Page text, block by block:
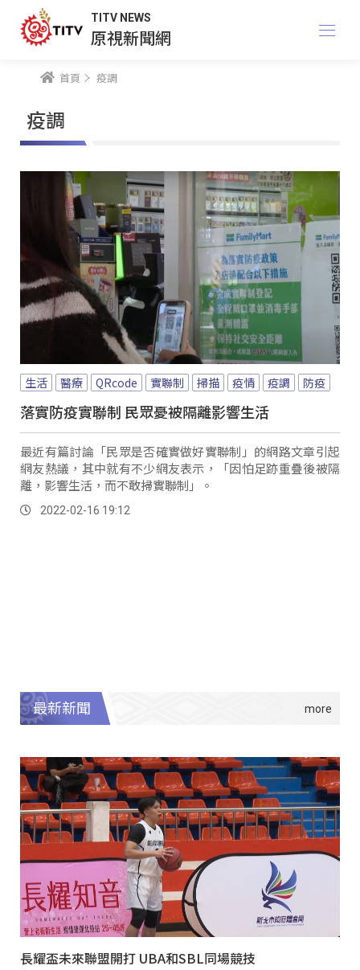
TITV NEWS
原視新聞網
首頁 疫調
疫調
生活 醫療 QRcode 實聯制 掃描 疫情 疫調 防疫
落實防疫實聯制 民眾憂被隔離影響生活
最近有篇討論「民眾是否確實做好實聯制」的網路文章引起
網友熱議，其中就有不少網友表示，「因怕足跡重疊後被隔
離，影響生活，而不敢掃實聯制」。
2022-02-16 19:12
最新新聞
長耀盃未來聯盟開打 UBA和SBL同場競技